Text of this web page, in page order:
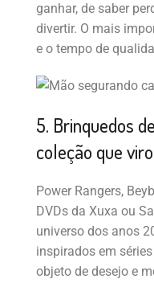
ganhar, de saber
divertir. O mais
e o tempo de
5. Brinquedos
coleção que
Power Rangers,
DVDs da Xuxa ou
universo dos anos
inspirados em
objeto de desejo e